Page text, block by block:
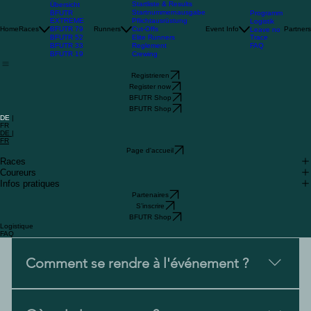
HomeRaces
Übersicht
BFUTR
EXTREME
BFUTR 79
BFUTR 52
BFUTR 33
BFUTR 19
Runners
Startliste & Results
Startnummernausgabe
Pflichtausrüstung
Cut-Offs
Elite Runners
Reglement
Crewing
Event Info
Programm
Logistik
Leave no
Trace
FAQ
Partners
Registrieren
Register now
BFUTR Shop
BFUTR Shop
DE |
FR
DE |
FR
Page d'accueil
Races
Coureurs
Infos pratiques
Partenaires
S’inscrire
BFUTR Shop
Logistique
FAQ
Comment se rendre à l'événement ?